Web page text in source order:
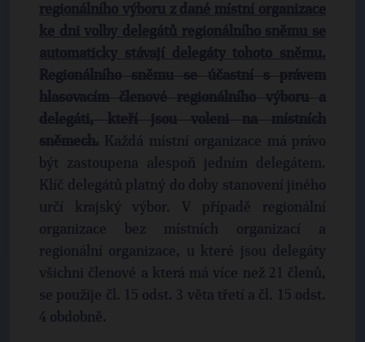
regionálního výboru z dané místní organizace
ke dni volby delegátů regionálního sněmu se
automaticky stávají delegáty tohoto sněmu.
Regionálního sněmu se účastní s právem
hlasovacím členové regionálního výboru a
delegáti, kteří jsou voleni na místních
sněmech. Každá místní organizace má právo
být zastoupena alespoň jedním delegátem.
Klíč delegátů platný do doby stanovení jiného
určí krajský výbor. V případě regionální
organizace bez místních organizací a
regionální organizace, u které jsou delegáty
všichni členové a která má více než 21 členů,
se použije čl. 15 odst. 3 věta třetí a čl. 15 odst.
4 obdobně.